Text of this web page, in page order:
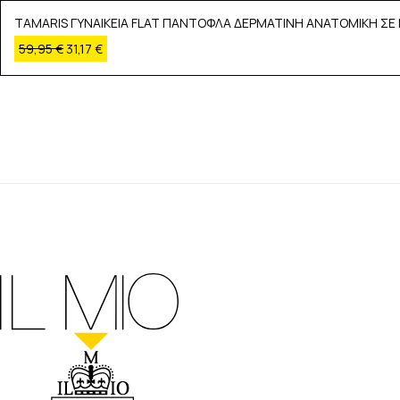
TAMARIS ΓΥΝΑΙΚΕΙΑ FLAT ΠΑΝΤΟΦΛΑ ΔΕΡΜΑΤΙΝΗ ΑΝΑΤΟΜΙΚΗ
59,95€ 31,17 €